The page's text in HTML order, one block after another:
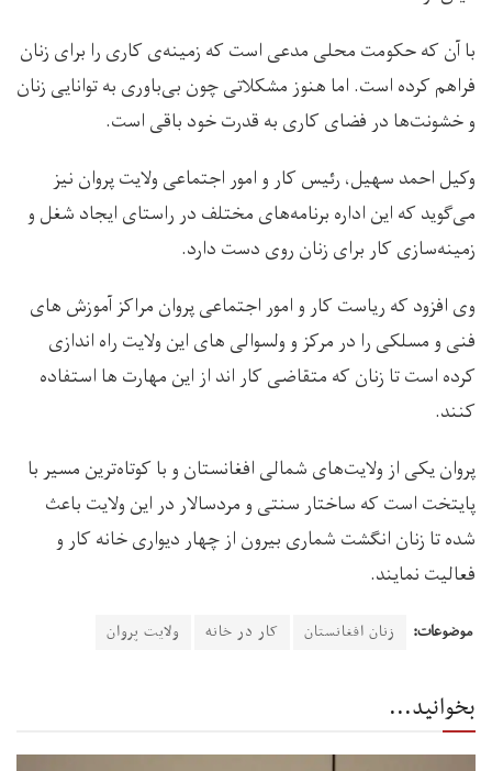
با آن که حکومت محلی مدعی است که زمینه‌ی کاری را برای زنان
فراهم کرده است. اما هنوز مشکلاتی چون بی‌باوری به توانایی زنان
و خشونت‌ها در فضای کاری به قدرت خود باقی است.
وکیل احمد سهیل، رئیس کار و امور اجتماعی ولایت پروان نیز
می‌گوید که این اداره برنامه‌های مختلف در راستای ایجاد شغل و
زمینه‌سازی کار برای زنان روی دست دارد.
وی افزود که ریاست کار و امور اجتماعی پروان مراکز آموزش های
فنی و مسلکی را در مرکز و ولسوالی های این ولایت راه اندازی
کرده است تا زنان که متقاضی کار اند از این مهارت ها استفاده
کنند.
پروان یکی از ولایت‌های شمالی افغانستان و با کوتاه‌ترین مسیر با
پایتخت است که ساختار سنتی و مردسالار در این ولایت باعث
شده تا زنان انگشت شماری بیرون از چهار دیواری خانه کار و
فعالیت نمایند.
موضوعات: زنان افغانستان کار در خانه ولایت پروان
بخوانید...